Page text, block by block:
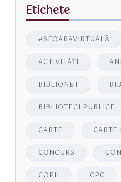
Etichete
#SFOARAVIRTUALĂ
ACTIVITĂŢI
BIBLIONET
BIBLIOTECI PUBLICE
CARTE CARTE
CONCURS
COPII CPC